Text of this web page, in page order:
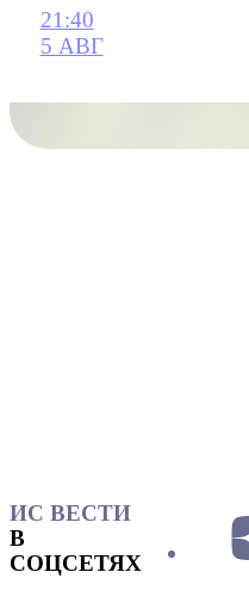
21:40
5 АВГ
ИС ВЕСТИ
В
СОЦСЕТЯХ